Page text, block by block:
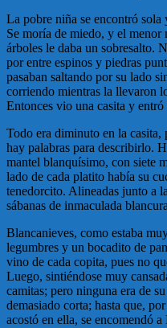
La pobre niña se encontró sola
Se moría de miedo, y el
árboles le daba un sobresalto.
por entre espinos y piedras
pasaban saltando por su lado
corriendo mientras la llevaron
Entonces vio una casita y entró
Todo era diminuto en la
hay palabras para describirlo.
mantel blanquísimo, con siete
lado de cada platito había su
tenedorcito. Alineadas junto a
sábanas de inmaculada
Blancanieves, como estaba
legumbres y un bocadito de
vino de cada copita, pues no
Luego, sintiéndose muy
camitas; pero ninguna era de
demasiado corta; hasta que,
acostó en ella, se encomendó